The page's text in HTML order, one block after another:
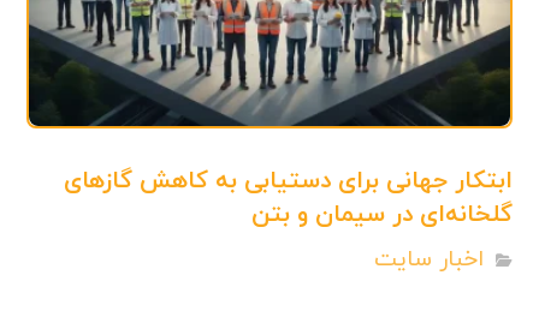
ابتکار جهانی برای دستیابی به کاهش گازهای
گلخانه‌ای در سیمان و بتن
اخبار سایت